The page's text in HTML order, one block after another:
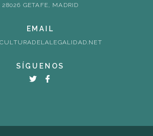
28026 GETAFE, MADRID
EMAIL
SÍGUENOS